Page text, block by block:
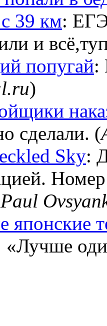
39 км:
и
попугай:
)
сделали. (
Sky:
Paul
японские
«Лучше